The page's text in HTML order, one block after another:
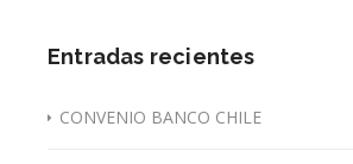
Entradas recientes
CONVENIO BANCO CHILE